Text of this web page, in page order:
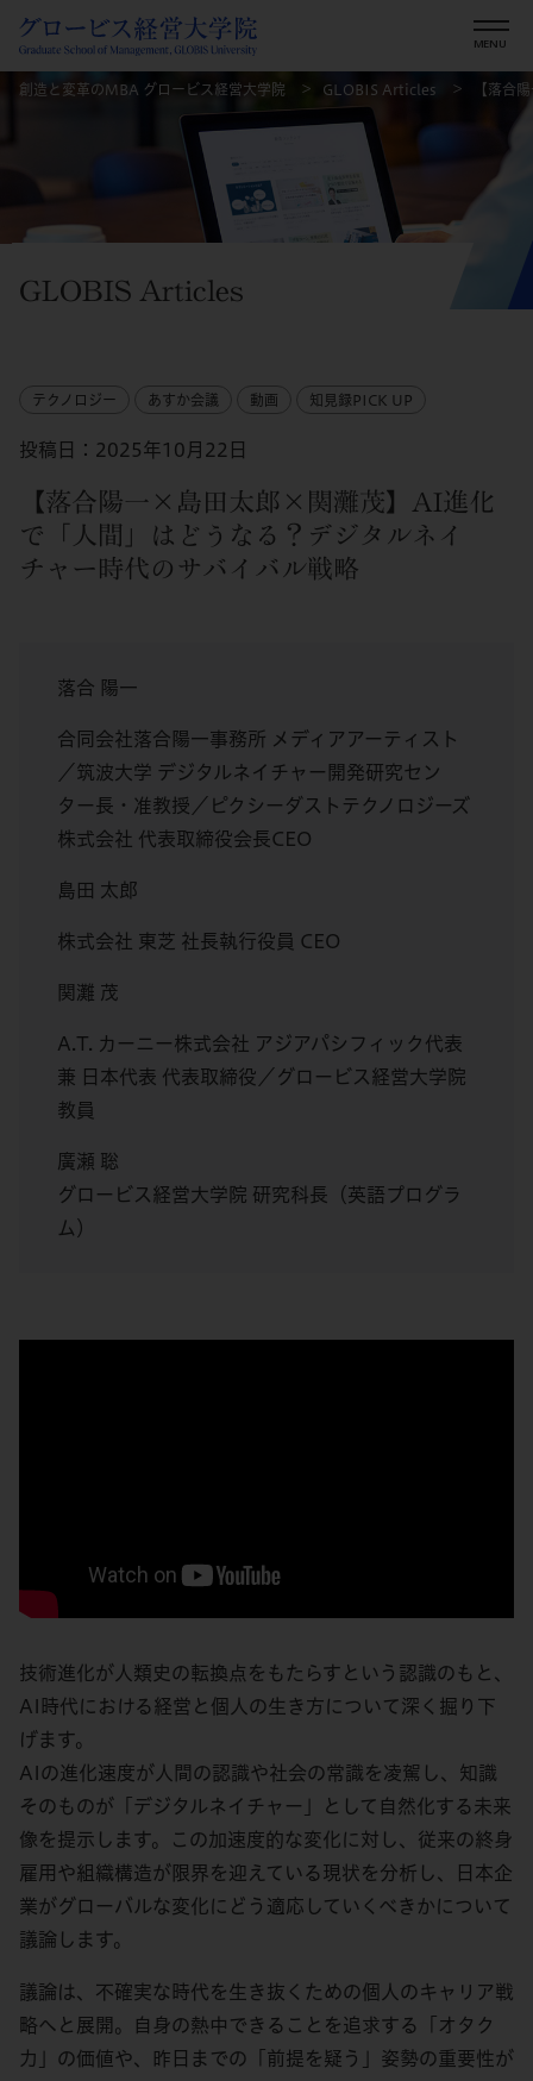
創造と変革のMBA グロービス経営大学院 GLOBIS Articles 【落合
GLOBIS Articles
テクノロジー あすか会議 動画 知見録PICK UP
投稿日：2025年10月22日
【落合陽一×島田太郎×関灘茂】AI進化
で「人間」はどうなる？デジタルネイ
チャー時代のサバイバル戦略
落合 陽一
合同会社落合陽一事務所 メディアアーティスト
／筑波大学 デジタルネイチャー開発研究セン
ター長・准教授／ピクシーダストテクノロジーズ
株式会社 代表取締役会長CEO
島田 太郎
株式会社 東芝 社長執行役員 CEO
関灘 茂
A.T. カーニー株式会社 アジアパシフィック代表
兼 日本代表 代表取締役／グロービス経営大学院
教員
廣瀬 聡
グロービス経営大学院 研究科長（英語プログラ
ム）
技術進化が人類史の転換点をもたらすという認識のもと、
AI時代における経営と個人の生き方について深く掘り下
げます。
AIの進化速度が人間の認識や社会の常識を凌駕し、知識
そのものが「デジタルネイチャー」として自然化する未来
像を提示します。この加速度的な変化に対し、従来の終身
雇用や組織構造が限界を迎えている現状を分析し、日本企
業がグローバルな変化にどう適応していくべきかについて
議論します。
議論は、不確実な時代を生き抜くための個人のキャリア戦
略へと展開。自身の熱中できることを追求する「オタク
力」の価値や、昨日までの「前提を疑う」姿勢の重要性が